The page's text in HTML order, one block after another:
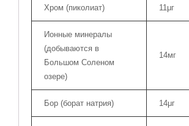
Хром (пиколиат) 11μг
Ионные минералы
(добываются в
Большом Соленом
озере)
14мг
Бор (борат натрия) 14μг